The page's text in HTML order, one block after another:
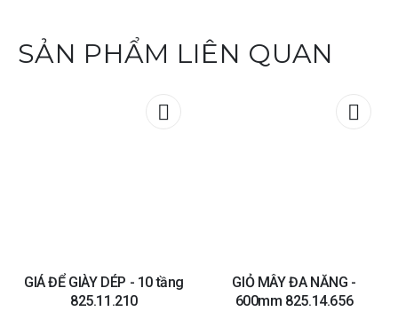
SẢN PHẨM LIÊN QUAN
GIÁ ĐỂ GIÀY DÉP - 10 tầng
825.11.210
GIỎ MÂY ĐA NĂNG -
600mm 825.14.656